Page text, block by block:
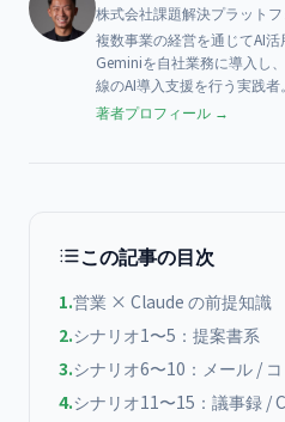
株式会社課題解決プラット
複数事業の経営を通じてAI
Geminiを自社業務に導入し
線のAI導入支援を行う実践者。
著者プロフィール →
この記事の目次
1.営業 × Claude の前提知識
2.シナリオ1〜5：提案書系
3.シナリオ6〜10：メール /
4.シナリオ11〜15：議事録 /